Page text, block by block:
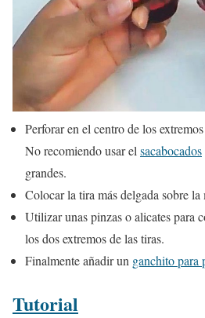
Perforar en el centro de los
No recomiendo usar el sacabocados
grandes.
Colocar la tira más delgada sobre la
Utilizar unas pinzas o alicates para
los dos extremos de las tiras.
Finalmente añadir un ganchito para
Tutorial